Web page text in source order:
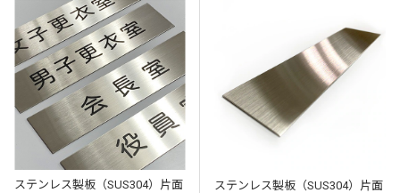
ステンレス製板（SUS304）片面
ステンレス製板（SUS304）片面